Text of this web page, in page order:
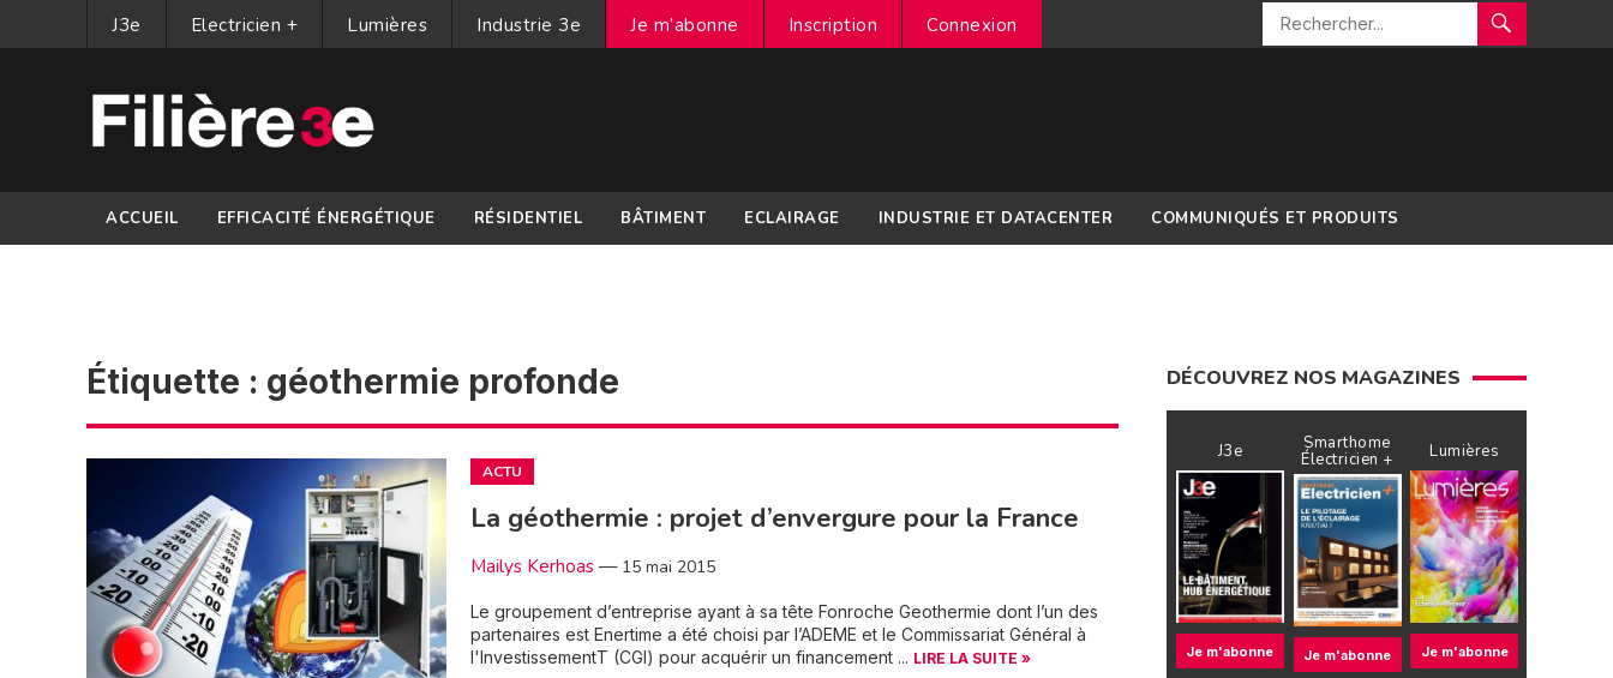
J3e Electricien + Lumières Industrie 3e Je m’abonne Inscription Connexion
ACCUEIL EFFICACITÉ ÉNERGÉTIQUE RÉSIDENTIEL BÂTIMENT ECLAIRAGE INDUSTRIE ET DATACENTER COMMUNIQUÉS ET PRODUITS
Étiquette : géothermie profonde
ACTU
La géothermie : projet d’envergure pour la France
Mailys Kerhoas— 15 mai 2015
Le groupement d’entreprise ayant à sa tête Fonroche Geothermie dont l’un des
partenaires est Enertime a été choisi par l’ADEME et le Commissariat Général à
l'InvestissementT (CGI) pour acquérir un financement ... LIRE LA SUITE »
DÉCOUVREZ NOS MAGAZINES
J3e
Je m'abonne
Smarthome
Électricien +
Je m'abonne
Lumières
Je m'abonne